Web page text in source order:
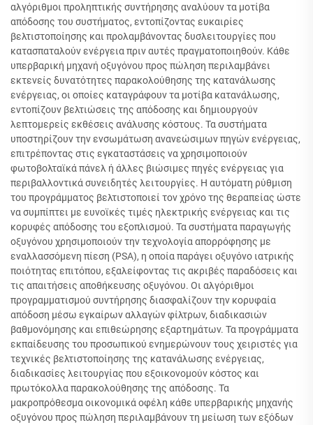
αλγόριθμοι προληπτικής συντήρησης αναλύουν τα μοτίβα
απόδοσης του συστήματος, εντοπίζοντας ευκαιρίες
βελτιστοποίησης και προλαμβάνοντας δυσλειτουργίες που
κατασπαταλούν ενέργεια πριν αυτές πραγματοποιηθούν. Κάθε
υπερβαρική μηχανή οξυγόνου προς πώληση περιλαμβάνει
εκτενείς δυνατότητες παρακολούθησης της κατανάλωσης
ενέργειας, οι οποίες καταγράφουν τα μοτίβα κατανάλωσης,
εντοπίζουν βελτιώσεις της απόδοσης και δημιουργούν
λεπτομερείς εκθέσεις ανάλυσης κόστους. Τα συστήματα
υποστηρίζουν την ενσωμάτωση ανανεώσιμων πηγών ενέργειας,
επιτρέποντας στις εγκαταστάσεις να χρησιμοποιούν
φωτοβολταϊκά πάνελ ή άλλες βιώσιμες πηγές ενέργειας για
περιβαλλοντικά συνειδητές λειτουργίες. Η αυτόματη ρύθμιση
του προγράμματος βελτιστοποιεί τον χρόνο της θεραπείας ώστε
να συμπίπτει με ευνοϊκές τιμές ηλεκτρικής ενέργειας και τις
κορυφές απόδοσης του εξοπλισμού. Τα συστήματα παραγωγής
οξυγόνου χρησιμοποιούν την τεχνολογία απορρόφησης με
εναλλασσόμενη πίεση (PSA), η οποία παράγει οξυγόνο ιατρικής
ποιότητας επιτόπου, εξαλείφοντας τις ακριβές παραδόσεις και
τις απαιτήσεις αποθήκευσης οξυγόνου. Οι αλγόριθμοι
προγραμματισμού συντήρησης διασφαλίζουν την κορυφαία
απόδοση μέσω εγκαίρων αλλαγών φίλτρων, διαδικασιών
βαθμονόμησης και επιθεώρησης εξαρτημάτων. Τα προγράμματα
εκπαίδευσης του προσωπικού ενημερώνουν τους χειριστές για
τεχνικές βελτιστοποίησης της κατανάλωσης ενέργειας,
διαδικασίες λειτουργίας που εξοικονομούν κόστος και
πρωτόκολλα παρακολούθησης της απόδοσης. Τα
μακροπρόθεσμα οικονομικά οφέλη κάθε υπερβαρικής μηχανής
οξυγόνου προς πώληση περιλαμβάνουν τη μείωση των εξόδων